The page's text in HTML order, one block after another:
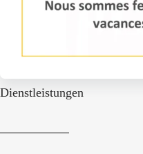
Bomenlaan 2
4043 KD Opheusden
Dienstleistungen